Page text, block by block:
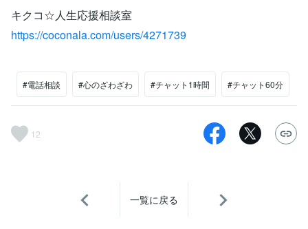
キクコ☆人生応援相談室
https://coconala.com/users/4271739
#電話相談 #心のざわざわ #チャット1時間 #チャット60分
12
一覧に戻る